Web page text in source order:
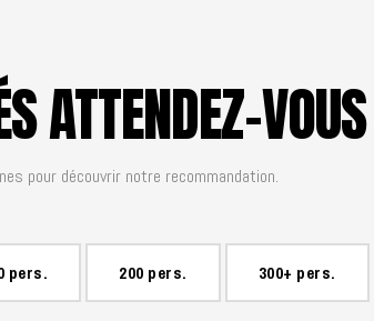
ATTENDEZ-
pour découvrir notre recommandation.
pers. 200 pers. 300+ pers.